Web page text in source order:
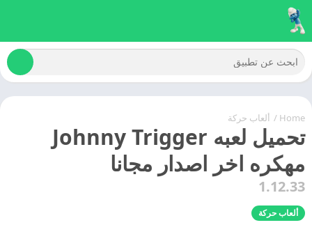
Home
/ ألعاب حركة
تحميل لعبه Johnny Trigger
مهكره اخر اصدار مجانا
1.12.33
ألعاب حركة